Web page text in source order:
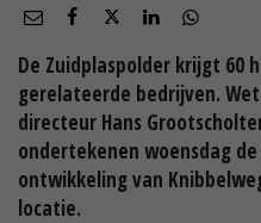
De Zuidplaspolder krijgt 60
gerelateerde bedrijven.
directeur Hans
ondertekenen woensdag
ontwikkeling van
locatie.